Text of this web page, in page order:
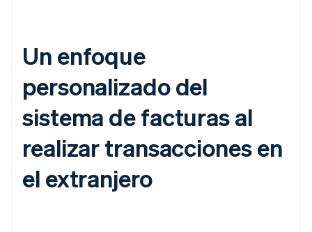
Un enfoque
personalizado del
sistema de facturas al
realizar transacciones en
el extranjero